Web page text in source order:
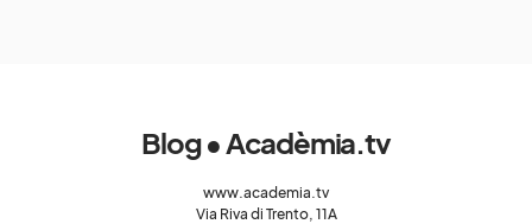
Blog • Acadèmia.tv
www.academia.tv
Via Riva di Trento, 11A